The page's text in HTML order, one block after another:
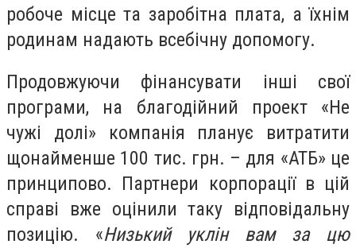
робоче місце та заробітна плата, а їхнім
родинам надають всебічну допомогу.
Продовжуючи фінансувати інші свої
програми, на благодійний проект «Не
чужі долі» компанія планує витратити
щонайменше 100 тис. грн. – для «АТБ» це
принципово. Партнери корпорації в цій
справі вже оцінили таку відповідальну
позицію. «Низький уклін вам за цю